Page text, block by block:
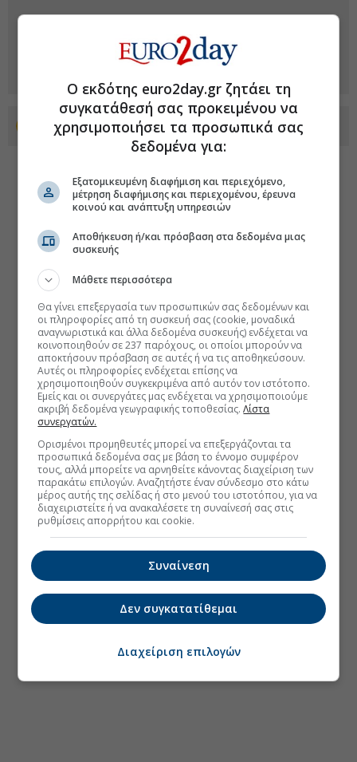
Προσθέστε το euro2day.gr στο Discover
Ο εκδότης euro2day.gr ζητάει τη
συγκατάθεσή σας προκειμένου να
χρησιμοποιήσει τα προσωπικά σας
δεδομένα για:
Εξατομικευμένη διαφήμιση και περιεχόμενο,
μέτρηση διαφήμισης και περιεχομένου, έρευνα
κοινού και ανάπτυξη υπηρεσιών
Αποθήκευση ή/και πρόσβαση στα δεδομένα μιας
συσκευής
Μάθετε περισσότερα
Θα γίνει επεξεργασία των προσωπικών σας δεδομένων και
οι πληροφορίες από τη συσκευή σας (cookie, μοναδικά
αναγνωριστικά και άλλα δεδομένα συσκευής) ενδέχεται να
κοινοποιηθούν σε 237 παρόχους, οι οποίοι μπορούν να
αποκτήσουν πρόσβαση σε αυτές ή να τις αποθηκεύσουν.
Αυτές οι πληροφορίες ενδέχεται επίσης να
χρησιμοποιηθούν συγκεκριμένα από αυτόν τον ιστότοπο.
Εμείς και οι συνεργάτες μας ενδέχεται να χρησιμοποιούμε
ακριβή δεδομένα γεωγραφικής τοποθεσίας.Λίστα
συνεργατών.
Ορισμένοι προμηθευτές μπορεί να επεξεργάζονται τα
προσωπικά δεδομένα σας με βάση το έννομο συμφέρον
τους, αλλά μπορείτε να αρνηθείτε κάνοντας διαχείριση των
παρακάτω επιλογών. Αναζητήστε έναν σύνδεσμο στο κάτω
μέρος αυτής της σελίδας ή στο μενού του ιστοτόπου, για να
διαχειριστείτε ή να ανακαλέσετε τη συναίνεσή σας στις
ρυθμίσεις απορρήτου και cookie.
Συναίνεση
Δεν συγκατατίθεμαι
Διαχείριση επιλογών